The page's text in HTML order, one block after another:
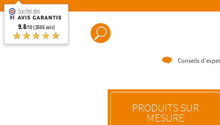
Conseils
PRODUITS SUR
MESURE
9.8/10 (2666 avis)
★★★★★